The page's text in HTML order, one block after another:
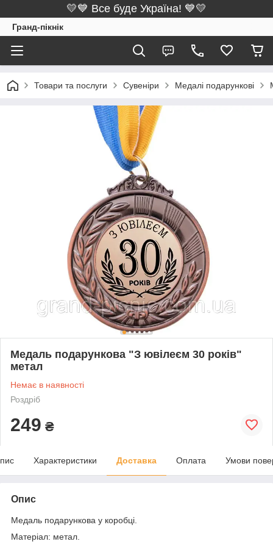
💛💙 Все буде Україна! 💙💛
Гранд-пікнік
Товари та послуги Сувеніри Медалі подарункові
Медаль подарункова "З ювілеєм 30 років"
метал
Немає в наявності
Роздріб
249 ₴
Характеристики Доставка Оплата Умови
Опис
Медаль подарункова у коробці.
Матеріал: метал.